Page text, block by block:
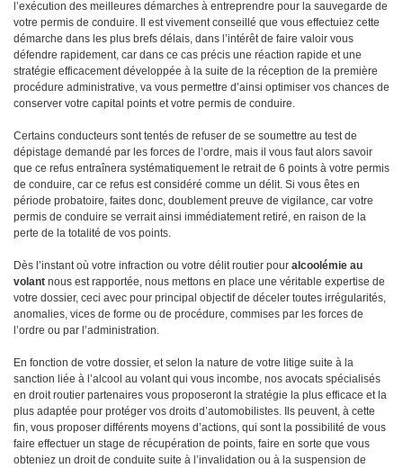
l’exécution des meilleures démarches à entreprendre pour la sauvegarde de
votre permis de conduire. Il est vivement conseillé que vous effectuiez cette
démarche dans les plus brefs délais, dans l’intérêt de faire valoir vous
défendre rapidement, car dans ce cas précis une réaction rapide et une
stratégie efficacement développée à la suite de la réception de la première
procédure administrative, va vous permettre d’ainsi optimiser vos chances de
conserver votre capital points et votre permis de conduire.
Certains conducteurs sont tentés de refuser de se soumettre au test de
dépistage demandé par les forces de l’ordre, mais il vous faut alors savoir
que ce refus entraînera systématiquement le retrait de 6 points à votre permis
de conduire, car ce refus est considéré comme un délit. Si vous êtes en
période probatoire, faites donc, doublement preuve de vigilance, car votre
permis de conduire se verrait ainsi immédiatement retiré, en raison de la
perte de la totalité de vos points.
Dès l’instant où votre infraction ou votre délit routier pour alcoolémie au
volant nous est rapportée, nous mettons en place une véritable expertise de
votre dossier, ceci avec pour principal objectif de déceler toutes irrégularités,
anomalies, vices de forme ou de procédure, commises par les forces de
l’ordre ou par l’administration.
En fonction de votre dossier, et selon la nature de votre litige suite à la
sanction liée à l’alcool au volant qui vous incombe, nos avocats spécialisés
en droit routier partenaires vous proposeront la stratégie la plus efficace et la
plus adaptée pour protéger vos droits d’automobilistes. Ils peuvent, à cette
fin, vous proposer différents moyens d’actions, qui sont la possibilité de vous
faire effectuer un stage de récupération de points, faire en sorte que vous
obteniez un droit de conduite suite à l’invalidation ou à la suspension de